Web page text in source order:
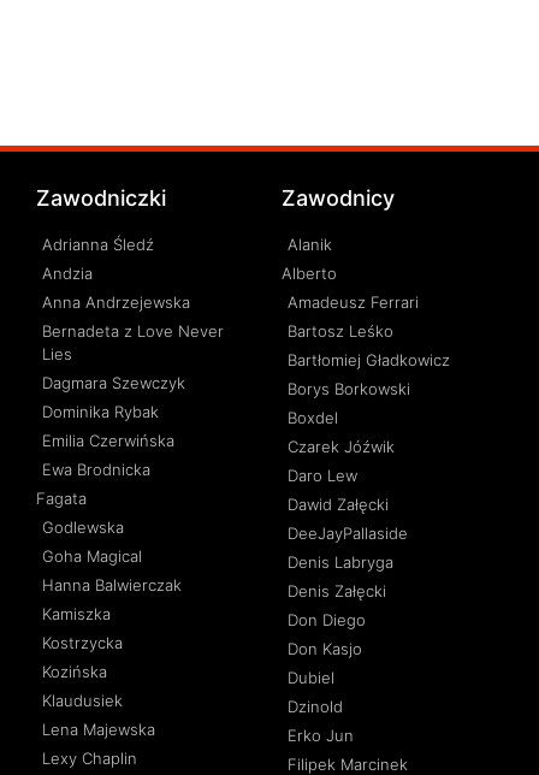
Zawodniczki
Adrianna Śledź
Andzia
Anna Andrzejewska
Bernadeta z Love Never
Lies
Dagmara Szewczyk
Dominika Rybak
Emilia Czerwińska
Ewa Brodnicka
Fagata
Godlewska
Goha Magical
Hanna Balwierczak
Kamiszka
Kostrzycka
Kozińska
Klaudusiek
Lena Majewska
Lexy Chaplin
Zawodnicy
Alanik
Alberto
Amadeusz Ferrari
Bartosz Leśko
Bartłomiej Gładkowicz
Borys Borkowski
Boxdel
Czarek Jóźwik
Daro Lew
Dawid Załęcki
DeeJayPallaside
Denis Labryga
Denis Załęcki
Don Diego
Don Kasjo
Dubiel
Dzinold
Erko Jun
Filipek Marcinek